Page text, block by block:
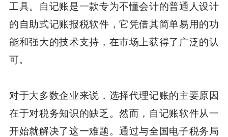
工具。自记账是一款专为不懂会计的普通人设计
的自助式记账报税软件，它凭借其简单易用的功
能和强大的技术支持，在市场上获得了广泛的认
可。
对于大多数企业来说，选择代理记账的主要原因
在于对税务知识的缺乏。然而，自记账软件从一
开始就解决了这一难题。通过与全国电子税务局